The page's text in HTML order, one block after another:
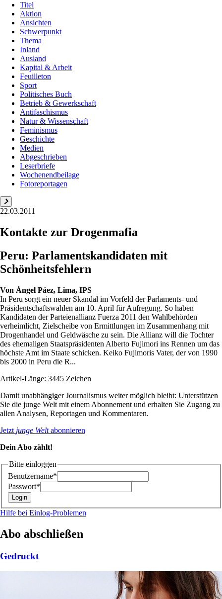
Titel
Aktion
Ansichten
Schwerpunkt
Thema
Inland
Ausland
Kapital & Arbeit
Feuilleton
Sport
Politisches Buch
Betrieb & Gewerkschaft
Antifaschismus
Natur & Wissenschaft
Feminismus
Geschichte
Medien
Abgeschrieben
Leserbriefe
Wochenendbeilage
Fotoreportagen
22.03.2011
Kontakte zur Drogenmafia
Peru: Parlamentskandidaten mit
Schönheitsfehlern
Von Ángel Páez, Lima, IPS
In Peru sorgt ein neuer Skandal im Vorfeld der Parlaments- und
Präsidentschaftswahlen am 10. April für Aufregung. So haben
Kandidaten der Parteienallianz Fuerza 2011 den Wahlbehörden
verheimlicht, Zielscheibe von Ermittlungen im Zusammenhang mit
Drogenhandel und Geldwäsche zu sein. Die Allianz will die Tochter
des ehemaligen Staatspräsidenten Alberto Fujimori ins Rennen um das
höchste Amt im Staate schicken. Keiko Fujimoris Vater, der von 1990
bis 2000 in Peru die R...
Artikel-Länge: 3445 Zeichen
Damit unabhängiger Journalismus weiter möglich bleibt: Unterstützen
Sie die junge Welt mit einem Abonnement und erhalten Sie Zugang zu
allen Analysen, Reportagen und Kommentaren.
Jetzt junge Weltabonnieren
Dein Abo zählt!
Bitte einloggen
Benutzername*
Passwort*
Hilfe bei Einlog-Problemen
Abo abschließen
Gedruckt